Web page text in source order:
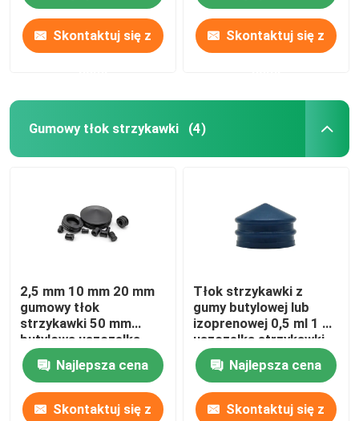
Skontaktuj się z Skontaktuj się z
Gumowy tłok strzykawki (4)
2,5 mm 10 mm 20 mm
gumowy tłok
strzykawki 50 mm
butylowa uszczelka
medyczna
Najlepsza cena
Skontaktuj się z
Tłok strzykawki z
gumy butylowej lub
izoprenowej 0,5 ml 1 ml
uszczelka strzykawki
Najlepsza cena
Skontaktuj się z